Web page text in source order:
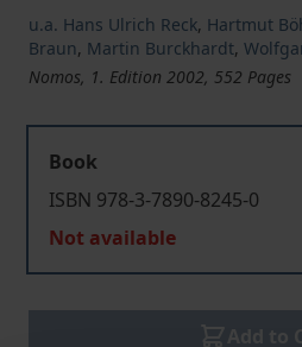
u.a. Hans Ulrich Reck, Hartmut
Braun, Martin Burckhardt,
Nomos, 1. Edition 2002, 552 Pages
Book
ISBN 978-3-7890-8245-0
Not available